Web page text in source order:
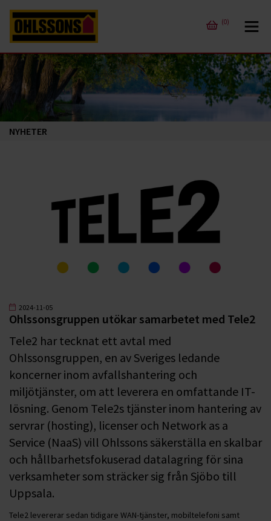
(0)
NYHETER
2024-11-05
Ohlssonsgruppen utökar samarbetet med Tele2
Tele2 har tecknat ett avtal med
Ohlssonsgruppen, en av Sveriges ledande
koncerner inom avfallshantering och
miljötjänster, om att leverera en omfattande IT-
lösning. Genom Tele2s tjänster inom hantering av
servrar (hosting), licenser och Network as a
Service (NaaS) vill Ohlssons säkerställa en skalbar
och hållbarhetsfokuserad datalagring för sina
verksamheter som sträcker sig från Sjöbo till
Uppsala.
Tele2 levererar sedan tidigare WAN-tjänster, mobiltelefoni samt